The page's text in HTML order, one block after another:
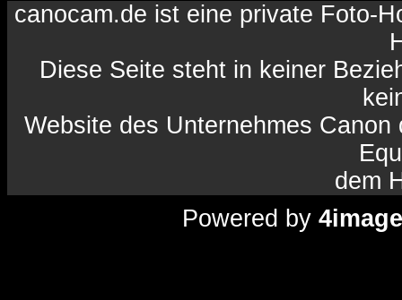
canocam.de ist eine private Foto-
Diese Seite steht in keiner
Website des Unternehmes
dem
Powered by